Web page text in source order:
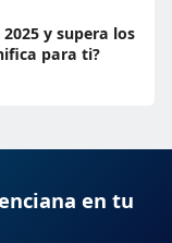
y supera los
para ti?
en tu